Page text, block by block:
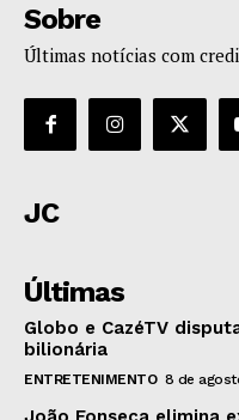
Sobre
Últimas notícias com
JC
Últimas
Globo e CazéTV
bilionária
ENTRETENIMENTO 8 de